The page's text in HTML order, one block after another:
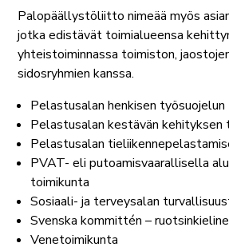
Palopäällystöliitto nimeää myös
jotka edistävät toimialueensa
yhteistoiminnassa toimiston,
sidosryhmien kanssa.
Pelastusalan henkisen
Pelastusalan kestävän kehityksen
Pelastusalan
PVAT- eli putoamisvaarallisella
toimikunta
Sosiaali- ja terveysalan
Svenska kommittén –
Venetoimikunta